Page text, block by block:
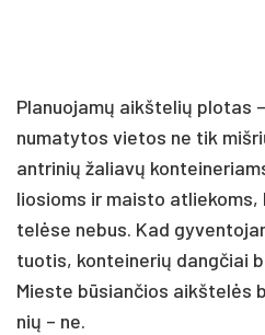
Pla­nuo­ja­mų aikš­te­lių plo­tas
nu­ma­ty­tos vie­tos ne tik
ant­ri­nių ža­lia­vų
lio­sioms ir mais­to
te­lė­se ne­bus. Kad
tuo­tis, kon­tei­ne­rių dang­čiai
Mies­te bū­sian­čios
nių – ne.